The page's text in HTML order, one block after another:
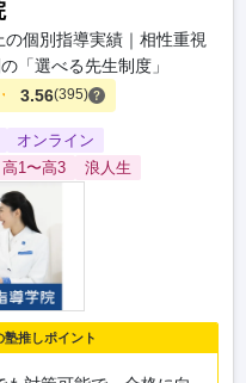
個別指導実績｜相性重視
「選べる先生制度」
3.56(395)
オンライン
高1〜高3 浪人生
推しポイント